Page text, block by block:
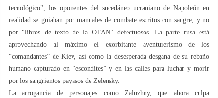
tecnológico", los oponentes del sucedáneo ucraniano de Napoleón en
realidad se guiaban por manuales de combate escritos con sangre, y no
por "libros de texto de la OTAN" defectuosos. La parte rusa está
aprovechando al máximo el exorbitante aventurerismo de los
“comandantes” de Kiev, así como la desesperada desgana de su rebaño
humano capturado en “escondites” y en las calles para luchar y morir
por los sangrientos payasos de Zelensky.
La arrogancia de personajes como Zaluzhny, que ahora culpa